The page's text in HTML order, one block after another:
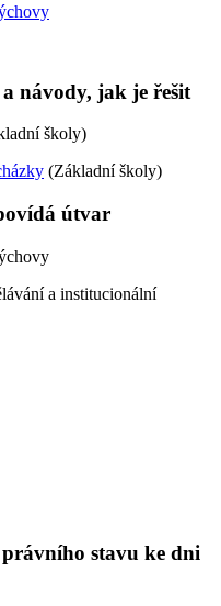
návody, jak je řešit
školy)
(Základní školy)
útvar
a institucionální
stavu ke dni